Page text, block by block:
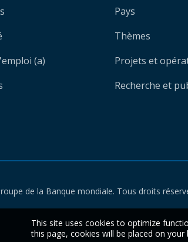
(a)
Pays
Thèmes
Projets et
Recherche et
de la Banque mondiale. Tous droits
This site uses cookies to optimize
this page, cookies will be placed on